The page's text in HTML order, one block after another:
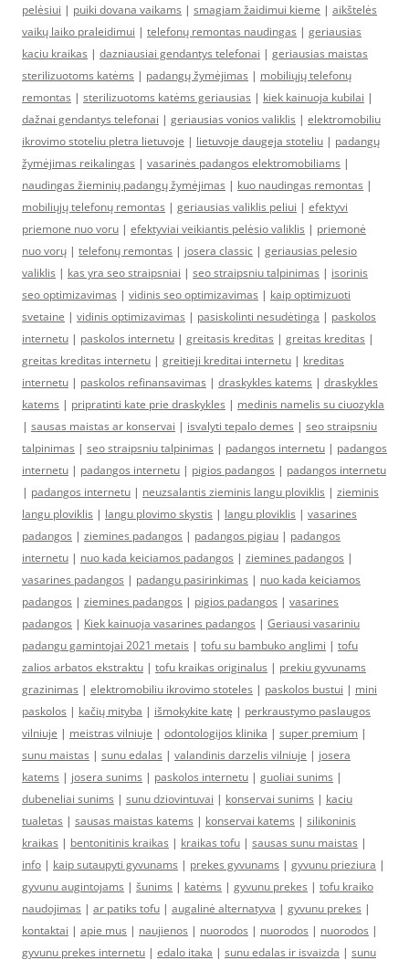
pelėsiui | puiki dovana vaikams | smagiam žaidimui kieme | aikštelės
vaikų laiko praleidimui | telefonų remontas naudingas | geriausias
kaciu kraikas | dazniausiai gendantys telefonai | geriausias maistas
sterilizuotoms katėms | padangų žymėjimas | mobiliųjų telefonų
remontas | sterilizuotoms katėms geriausias | kiek kainuoja kubilai |
dažnai gendantys telefonai | geriausias vonios valiklis | elektromobiliu
ikrovimo stoteliu pletra lietuvoje | lietuvoje daugeja stoteliu | padangų
žymėjimas reikalingas | vasarinės padangos elektromobiliams |
naudingas žieminių padangų žymėjimas | kuo naudingas remontas |
mobiliųjų telefonų remontas | geriausias valiklis peliui | efektyvi
priemone nuo voru | efektyviai veikiantis pelėsio valiklis | priemonė
nuo vorų | telefonų remontas | josera classic | geriausias pelesio
valiklis | kas yra seo straipsniai | seo straipsniu talpinimas | isorinis
seo optimizavimas | vidinis seo optimizavimas | kaip optimizuoti
svetaine | vidinis optimizavimas | pasiskolinti nesudėtinga | paskolos
internetu | paskolos internetu | greitasis kreditas | greitas kreditas |
greitas kreditas internetu | greitieji kreditai internetu | kreditas
internetu | paskolos refinansavimas | draskykles katems | draskykles
katems | pripratinti kate prie draskykles | medinis namelis su ciuozykla
| sausas maistas ar konservai | isvalyti tepalo demes | seo straipsniu
talpinimas | seo straipsniu talpinimas | padangos internetu | padangos
internetu | padangos internetu | pigios padangos | padangos internetu
| padangos internetu | neuzsalantis zieminis langu ploviklis | zieminis
langu ploviklis | langu plovimo skystis | langu ploviklis | vasarines
padangos | ziemines padangos | padangos pigiau | padangos
internetu | nuo kada keiciamos padangos | ziemines padangos |
vasarines padangos | padangu pasirinkimas | nuo kada keiciamos
padangos | ziemines padangos | pigios padangos | vasarines
padangos | Kiek kainuoja vasarines padangos | Geriausi vasariniu
padangu gamintojai 2021 metais | tofu su bambuko anglimi | tofu
zalios arbatos ekstraktu | tofu kraikas originalus | prekiu gyvunams
grazinimas | elektromobiliu ikrovimo stoteles | paskolos bustui | mini
paskolos | kačių mityba | išmokykite katę | perkraustymo paslaugos
vilniuje | meistras vilniuje | odontologijos klinika | super premium |
sunu maistas | sunu edalas | valandinis darzelis vilniuje | josera
katems | josera sunims | paskolos internetu | guoliai sunims |
dubeneliai sunims | sunu dziovintuvai | konservai sunims | kaciu
tualetas | sausas maistas katems | konservai katems | silikoninis
kraikas | bentonitinis kraikas | kraikas tofu | sausas sunu maistas |
info | kaip sutaupyti gyvunams | prekes gyvunams | gyvunu prieziura |
gyvunu augintojams | šunims | katėms | gyvunu prekes | tofu kraiko
naudojimas | ar patiks tofu | augalinė alternatyva | gyvunu prekes |
kontaktai | apie mus | naujienos | nuorodos | nuorodos | nuorodos |
gyvunu prekes internetu | edalo itaka | sunu edalas ir isvaizda | sunu